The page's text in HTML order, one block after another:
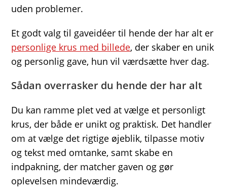
uden problemer.
Et godt valg til gaveidéer til hende der har alt er
personlige krus med billede, der skaber en unik
og personlig gave, hun vil værdsætte hver dag.
Sådan overrasker du hende der har alt
Du kan ramme plet ved at vælge et personligt
krus, der både er unikt og praktisk. Det handler
om at vælge det rigtige øjeblik, tilpasse motiv
og tekst med omtanke, samt skabe en
indpakning, der matcher gaven og gør
oplevelsen mindeværdig.